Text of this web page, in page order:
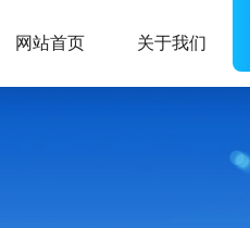
网站首页 关于我们